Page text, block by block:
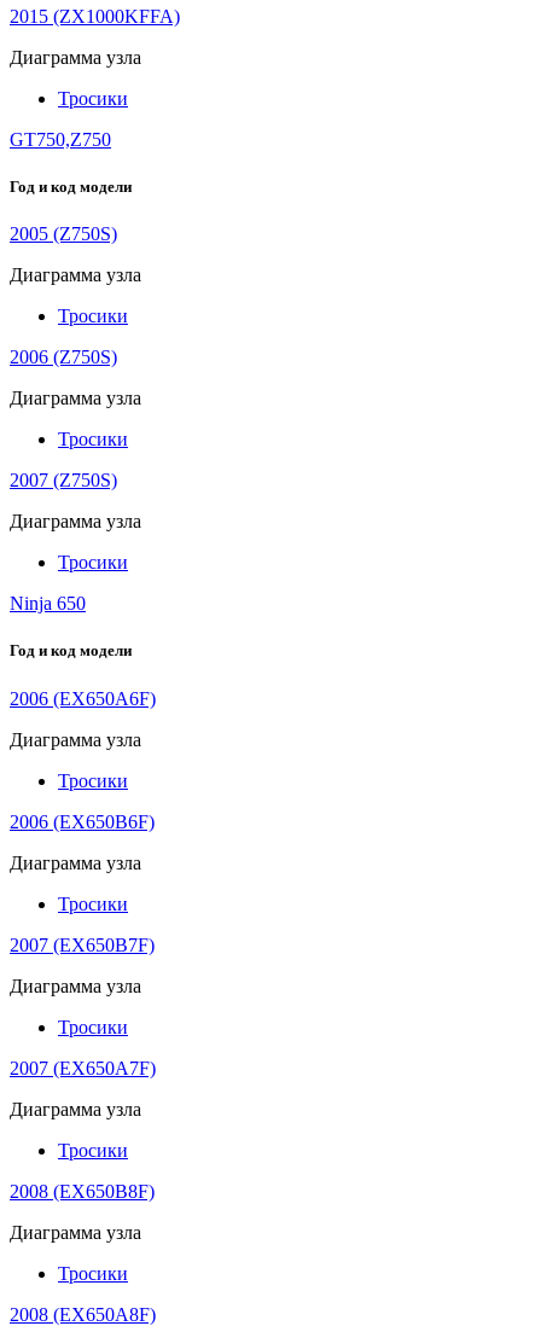
2015 (ZX1000KFFA)
Диаграмма узла
Тросики
GT750,Z750
Год и код модели
2005 (Z750S)
Диаграмма узла
Тросики
2006 (Z750S)
Диаграмма узла
Тросики
2007 (Z750S)
Диаграмма узла
Тросики
Ninja 650
Год и код модели
2006 (EX650A6F)
Диаграмма узла
Тросики
2006 (EX650B6F)
Диаграмма узла
Тросики
2007 (EX650B7F)
Диаграмма узла
Тросики
2007 (EX650A7F)
Диаграмма узла
Тросики
2008 (EX650B8F)
Диаграмма узла
Тросики
2008 (EX650A8F)